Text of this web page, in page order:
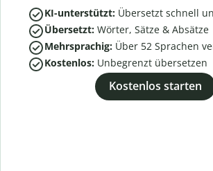
KI-unterstützt: Übersetzt schnell
Übersetzt: Wörter, Sätze & Absätze
Mehrsprachig: Über 52 Sprachen
Kostenlos: Unbegrenzt übersetzen
Kostenlos starten